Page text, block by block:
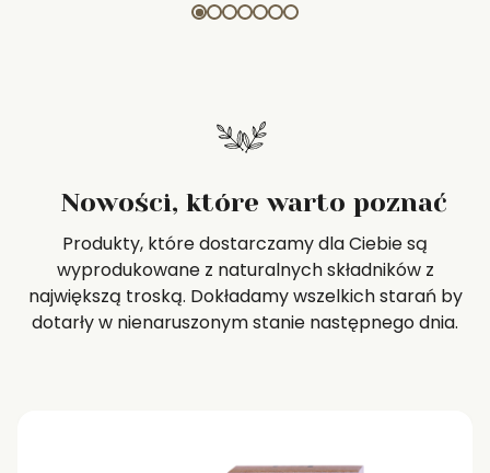
Nowości, które warto poznać
Produkty, które dostarczamy dla Ciebie są
wyprodukowane z naturalnych składników z
największą troską. Dokładamy wszelkich starań by
dotarły w nienaruszonym stanie następnego dnia.